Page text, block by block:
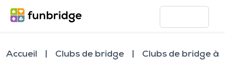
Accueil Clubs de bridge Clubs de bridge à